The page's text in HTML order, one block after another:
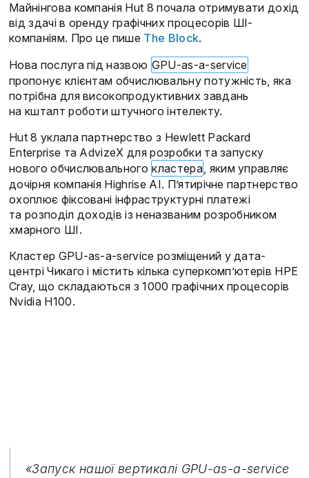
Майнінгова компанія Hut 8 почала отримувати дохід
від здачі в оренду графічних процесорів ШІ-
компаніям. Про це пише The Block.
Нова послуга під назвою GPU-as-a-service
пропонує клієнтам обчислювальну потужність, яка
потрібна для високопродуктивних завдань
на кшталт роботи штучного інтелекту.
Hut 8 уклала партнерство з Hewlett Packard
Enterprise та AdvizeX для розробки та запуску
нового обчислювального кластера, яким управляє
дочірня компанія Highrise AI. П’ятирічне партнерство
охоплює фіксовані інфраструктурні платежі
та розподіл доходів із неназваним розробником
хмарного ШІ.
Кластер GPU-as-a-service розміщений у дата-
центрі Чикаго і містить кілька суперкомп’ютерів HPE
Cray, що складаються з 1000 графічних процесорів
Nvidia H100.
«Запуск нашої вертикалі GPU-as-a-service